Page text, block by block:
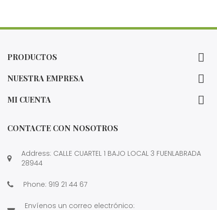
PRODUCTOS 
NUESTRA EMPRESA 
MI CUENTA 
CONTACTE CON NOSOTROS
Address: CALLE CUARTEL 1 BAJO LOCAL 3 FUENLABRADA
28944
Phone: 919 21 44 67
Envíenos un correo electrónico: